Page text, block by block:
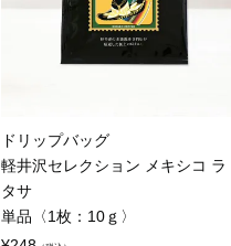
ドリップバッグ
軽井沢セレクション メキシコ ラ
タサ
単品〈1枚：10ｇ〉